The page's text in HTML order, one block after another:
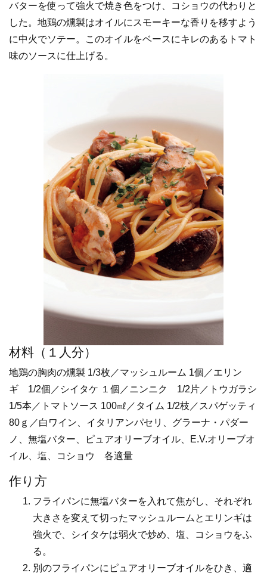
バターを使って強火で焼き色をつけ、コショウの代わりと
した。地鶏の燻製はオイルにスモーキーな香りを移すよう
に中火でソテー。このオイルをベースにキレのあるトマト
味のソースに仕上げる。
材料（１人分）
地鶏の胸肉の燻製 1/3枚／マッシュルーム 1個／エリン
ギ 1/2個／シイタケ １個／ニンニク 1/2片／トウガラシ
1/5本／トマトソース 100㎖／タイム 1/2枝／スパゲッティ
80ｇ／白ワイン、イタリアンパセリ、グラーナ・パダー
ノ、無塩バター、ピュアオリーブオイル、E.V.オリーブオ
イル、塩、コショウ 各適量
作り方
フライパンに無塩バターを入れて焦がし、それぞれ
大きさを変えて切ったマッシュルームとエリンギは
強火で、シイタケは弱火で炒め、塩、コショウをふ
る。
別のフライパンにピュアオリーブオイルをひき、適